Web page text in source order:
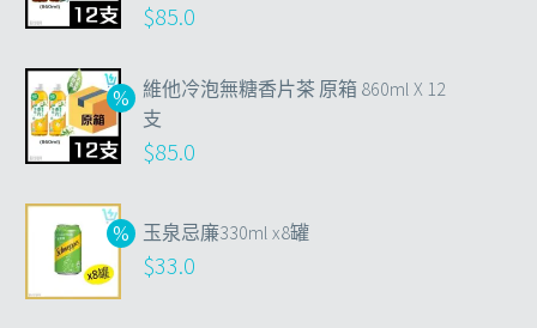
$85.0
維他冷泡無糖香片茶 原箱 860ml X 12
支
$85.0
玉泉忌廉330ml x8罐
$33.0